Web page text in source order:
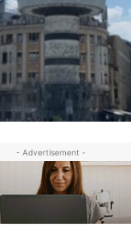
- Advertisement -